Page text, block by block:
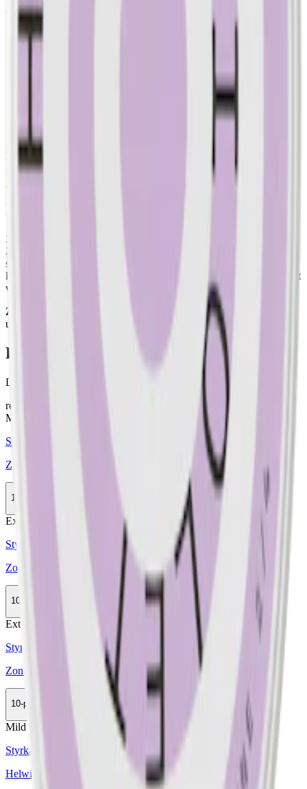
Varje prilla av Dark Flow har en torrare utsida och en något
fuktigare insida, vilket ger en ihållande smak och leverans av
nikotin. En prilla innehåller 4,5 mg nikotin och är gjord med
växtfiber, sötningsmedel, salmiak, vatten, aromer, salt och xylitol.
Dark Flow dig en unik snusupplevelse som är både smakrik och
Zone X Dark Flow utgår ur sortimentet
Under hösten 2024 slutar Skruf Snus AB tillverka Zone X Dark
Flow. Den kommer successivt fasas ut för att inte ersättas. Se istället
Zone X övriga sortiment (som inom kort byter namn till X)
Information om varumärket Zone X
Zone X från den klassiska snustillverkaren Skruf Snus lanserades
2021. Zone X är ett
som mint, bär och tropiska frukter. Med fokus på innovation och
kvalitet, finns Zone X snus i olika nikotinstyrkor. Från mild till starkt
vitt snus.
Zone X byter namn till X
. Namn- och designbytet sker löpande
under oktober/november 2024.
Färskt vitt snus
Läs mer om hur du förvarar Zone X
relaterade produkter
Mild
Styrka Mild · Slim
Zyn Violet Licorice Slim 2
10-pack
Extra Stark
Styrka Extra Stark · Slim
Zone X Cold Blast Extra Strong
10-pack
Extra Stark
Styrka Extra Stark · Slim
Zone X Cosmic Blast Extra Strong
10-pack
Mild
Styrka Mild · Slim
Helwit Violet 2